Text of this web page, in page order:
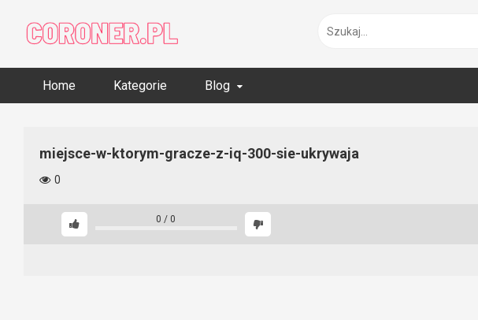
content
Home Kategorie Blog
miejsce-w-ktorym-gracze-z-iq-300-sie-ukrywaja
0
0 / 0